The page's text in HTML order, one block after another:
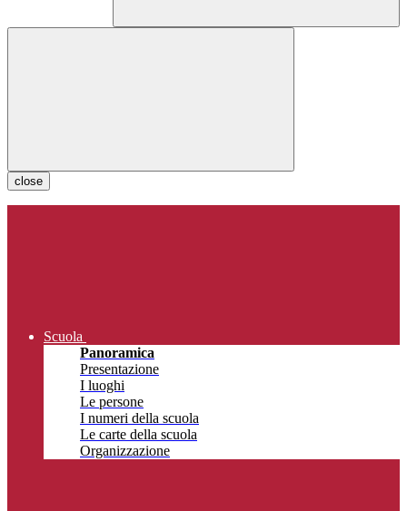
close
Scuola
Panoramica
Presentazione
I luoghi
Le persone
I numeri della scuola
Le carte della scuola
Organizzazione